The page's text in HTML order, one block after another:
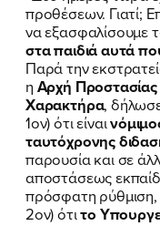
προθέσεων. Γιατί;
να εξασφαλίσουμε
στα παιδιά αυτά
Παρά την
η Αρχή
Χαρακτήρα,
1ον) ότι είναι
ταυτόχρονης
παρουσία και σε
αποστάσεως
πρόσφατη ρύθμιση,
2ον) ότιτο